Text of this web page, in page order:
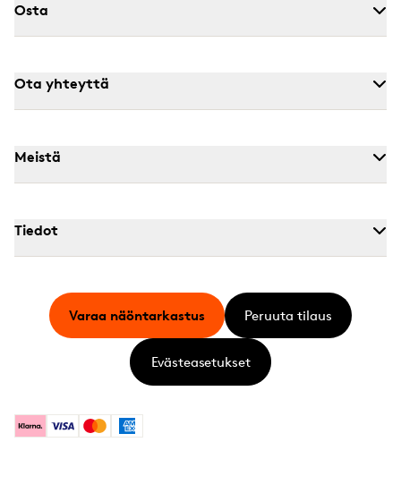
Osta
Ota yhteyttä
Meistä
Tiedot
KlarnaVisa MastercardAmerican Express
Varaa näöntarkastus Peruuta tilaus
Evästeasetukset